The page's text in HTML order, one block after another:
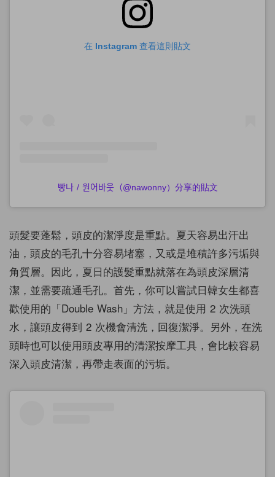
在 Instagram 查看這則貼文
빵나 / 원어바웃（@nawonny）分享的貼文
頭髮要蓬鬆，頭皮的潔淨度是重點。夏天容易出汗出
油，頭皮的毛孔十分容易堵塞，又或是堆積許多污垢與
角質層。因此，夏日的護髮重點就落在為頭皮深層清
潔，並需要疏通毛孔。首先，你可以嘗試日韓女生都喜
歡使用的「Double Wash」方法，就是使用 2 次洗頭
水，讓頭皮得到 2 次機會清洗，回復潔淨。另外，在洗
頭時也可以使用頭皮專用的清潔按摩工具，會比較容易
深入頭皮清潔，再帶走表面的污垢。